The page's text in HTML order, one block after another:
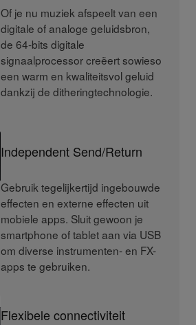
Of je nu muziek afspeelt van een
digitale of analoge geluidsbron,
de 64-bits digitale
signaalprocessor creëert sowieso
een warm en kwaliteitsvol geluid
dankzij de ditheringtechnologie.
Independent Send/Return
Gebruik tegelijkertijd ingebouwde
effecten en externe effecten uit
mobiele apps. Sluit gewoon je
smartphone of tablet aan via USB
om diverse instrumenten- en FX-
apps te gebruiken.
Flexibele connectiviteit